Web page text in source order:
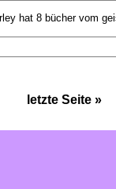
hat 8 bücher vom
letzte Seite »